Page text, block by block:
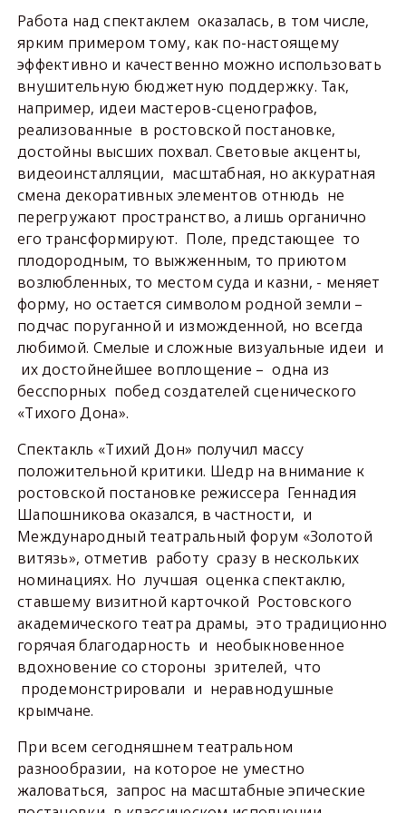
Работа над спектаклем оказалась, в том числе,
ярким примером тому, как по-настоящему
эффективно и качественно можно использовать
внушительную бюджетную поддержку. Так,
например, идеи мастеров-сценографов,
реализованные в ростовской постановке,
достойны высших похвал. Световые акценты,
видеоинсталляции, масштабная, но аккуратная
смена декоративных элементов отнюдь не
перегружают пространство, а лишь органично
его трансформируют. Поле, предстающее то
плодородным, то выжженным, то приютом
возлюбленных, то местом суда и казни, - меняет
форму, но остается символом родной земли –
подчас поруганной и изможденной, но всегда
любимой. Смелые и сложные визуальные идеи и
их достойнейшее воплощение – одна из
бесспорных побед создателей сценического
«Тихого Дона».
Спектакль «Тихий Дон» получил массу
положительной критики. Шедр на внимание к
ростовской постановке режиссера Геннадия
Шапошникова оказался, в частности, и
Международный театральный форум «Золотой
витязь», отметив работу сразу в нескольких
номинациях. Но лучшая оценка спектаклю,
ставшему визитной карточкой Ростовского
академического театра драмы, это традиционно
горячая благодарность и необыкновенное
вдохновение со стороны зрителей, что
продемонстрировали и неравнодушные
крымчане.
При всем сегодняшнем театральном
разнообразии, на которое не уместно
жаловаться, запрос на масштабные эпические